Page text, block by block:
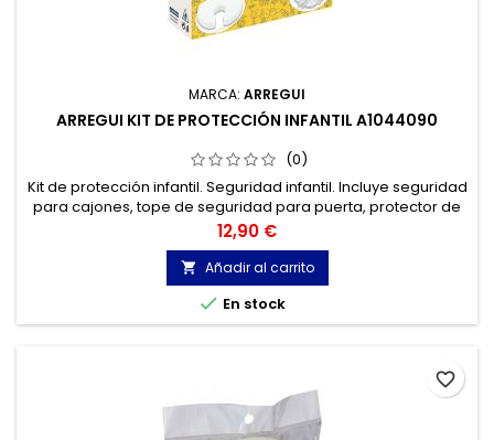
MARCA: ARREGUI
ARREGUI KIT DE PROTECCIÓN INFANTIL A1044090
(0)
Kit de protección infantil. Seguridad infantil. Incluye seguridad
para cajones, tope de seguridad para puerta, protector de
esquinas, protector de enchufes y cierre de seguridad
multiusos.
Precio
12,90 €
 Añadir al carrito
 En stock
favorite_border